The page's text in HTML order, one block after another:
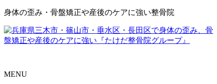
身体の歪み・骨盤矯正や産後のケアに強い整骨院
MENU